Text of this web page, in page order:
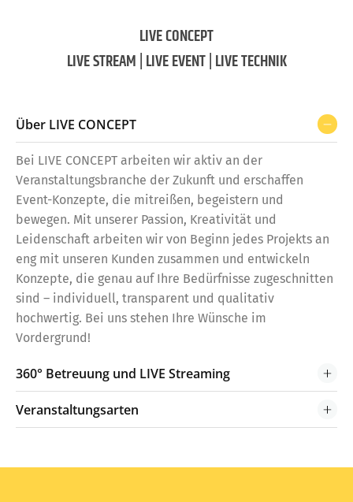
LIVE CONCEPT
LIVE STREAM | LIVE EVENT | LIVE TECHNIK
Über LIVE CONCEPT
Bei LIVE CONCEPT arbeiten wir aktiv an der
Veranstaltungsbranche der Zukunft und erschaffen
Event-Konzepte, die mitreißen, begeistern und
bewegen. Mit unserer Passion, Kreativität und
Leidenschaft arbeiten wir von Beginn jedes Projekts an
eng mit unseren Kunden zusammen und entwickeln
Konzepte, die genau auf Ihre Bedürfnisse zugeschnitten
sind – individuell, transparent und qualitativ
hochwertig. Bei uns stehen Ihre Wünsche im
Vordergrund!
360° Betreuung und LIVE Streaming
Veranstaltungsarten